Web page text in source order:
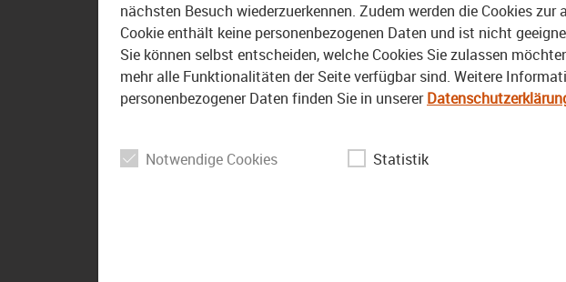
nächsten Besuch wiederzuerkennen. Zudem werden die Cookies
Cookie enthält keine personenbezogenen Daten und ist nicht
Sie können selbst entscheiden, welche Cookies Sie zulassen
mehr alle Funktionalitäten der Seite verfügbar sind. Weitere
personenbezogener Daten finden Sie in unserer
Notwendige Cookies Statistik